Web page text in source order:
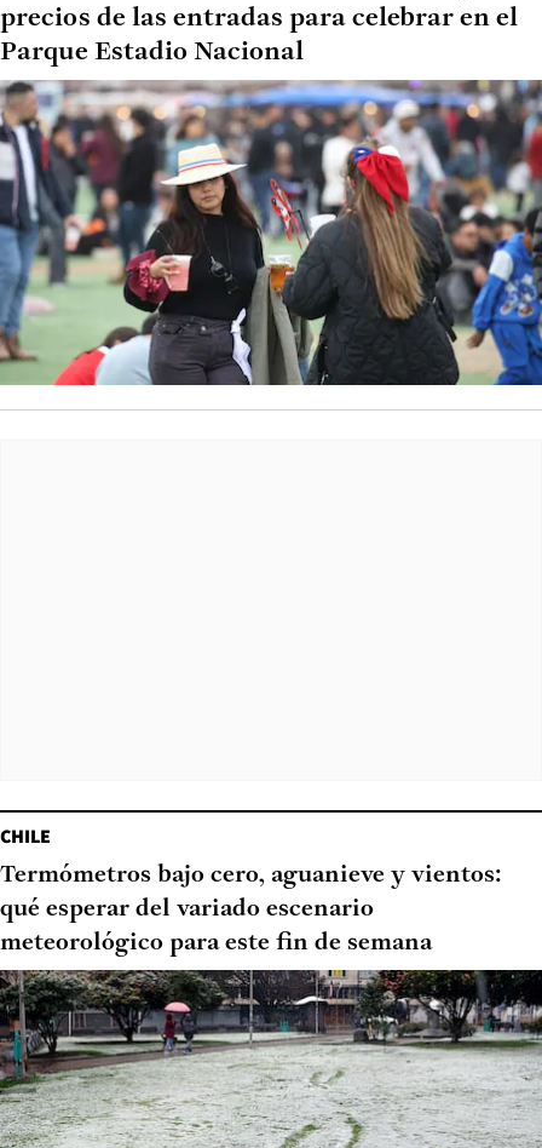
precios de las entradas para celebrar en el
Parque Estadio Nacional
CHILE
Termómetros bajo cero, aguanieve y vientos:
qué esperar del variado escenario
meteorológico para este fin de semana